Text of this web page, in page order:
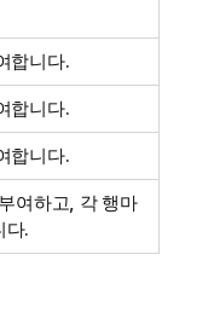
합니다.
합니다.
합니다.
여하고, 각 행마
다.